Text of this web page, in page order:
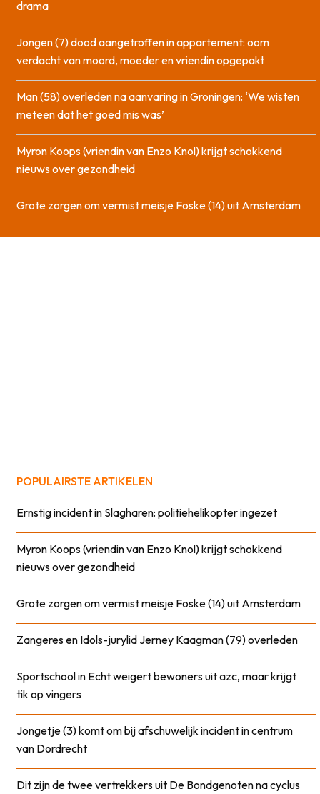
drama
Jongen (7) dood aangetroffen in appartement: oom
verdacht van moord, moeder en vriendin opgepakt
Man (58) overleden na aanvaring in Groningen: ‘We wisten
meteen dat het goed mis was’
Myron Koops (vriendin van Enzo Knol) krijgt schokkend
nieuws over gezondheid
Grote zorgen om vermist meisje Foske (14) uit Amsterdam
POPULAIRSTE ARTIKELEN
Ernstig incident in Slagharen: politiehelikopter ingezet
Myron Koops (vriendin van Enzo Knol) krijgt schokkend
nieuws over gezondheid
Grote zorgen om vermist meisje Foske (14) uit Amsterdam
Zangeres en Idols-jurylid Jerney Kaagman (79) overleden
Sportschool in Echt weigert bewoners uit azc, maar krijgt
tik op vingers
Jongetje (3) komt om bij afschuwelijk incident in centrum
van Dordrecht
Dit zijn de twee vertrekkers uit De Bondgenoten na cyclus